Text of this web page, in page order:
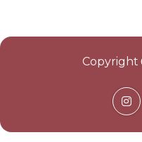
Copyright